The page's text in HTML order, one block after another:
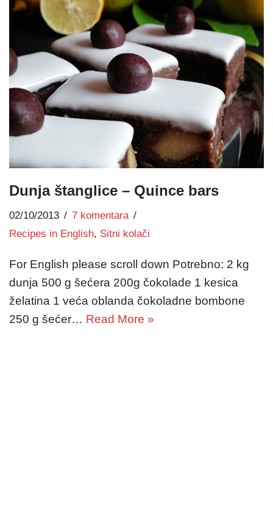
Dunja štanglice – Quince bars
02/10/2013
7 komentara
Recipes in English, Sitni kolači
For English please scroll down Potrebno: 2 kg
dunja 500 g šećera 200g čokolade 1 kesica
želatina 1 veća oblanda čokoladne bombone
250 g šećer… Read More »